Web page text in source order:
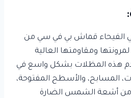
الفيحاء قماش بي في سي من
ومقاومتها العالية
هذه المظلات بشكل واسع في
المسابح، والأسطح المفتوحة،
من أشعة الشمس الضارة